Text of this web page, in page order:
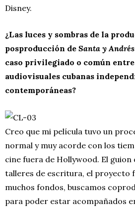
Disney.
¿Las luces y sombras de la
posproducción de Santa y Andrés
caso privilegiado o común
audiovisuales cubanas
contemporáneas?
Creo que mi película tuvo un
normal y muy acorde con los
cine fuera de Hollywood. El guion
talleres de escritura, el proyecto
muchos fondos, buscamos
para poder estar acompañados